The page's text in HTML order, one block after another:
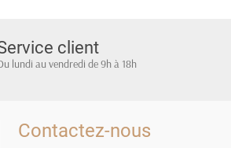
client
lundi au vendredi de 9h à 18h
Contactez-nous